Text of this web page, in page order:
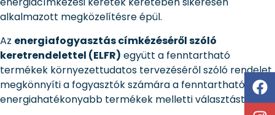
alkalmazott megközelítésre épül.
Az energiafogyasztás címkézéséről szóló
keretrendelettel (ELFR) együtt a fenntartható
termékek környezettudatos tervezéséről szóló rendelet
megkönnyíti a fogyasztók számára a fenntarthatóbb és
energiahatékonyabb termékek melletti választást.